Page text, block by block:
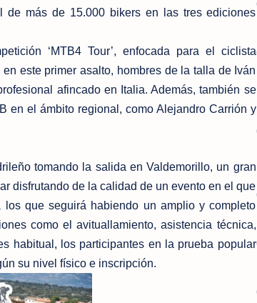
de más de 15.000 bikers en las tres ediciones
‘MTB4 Tour’, enfocada para el ciclista
este primer asalto, hombres de la talla de Iván
afincado en Italia. Además, también se
en el ámbito regional, como Alejandro Carrión y
tomando la salida en Valdemorillo, un gran
disfrutando de la calidad de un evento en el que
que seguirá habiendo un amplio y completo
como el avituallamiento, asistencia técnica,
habitual, los participantes en la prueba popular
su nivel físico e inscripción.